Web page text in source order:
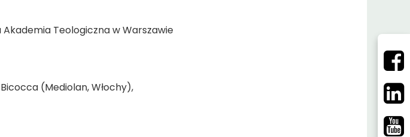
Teologiczna w Warszawie
(Mediolan, Włochy),